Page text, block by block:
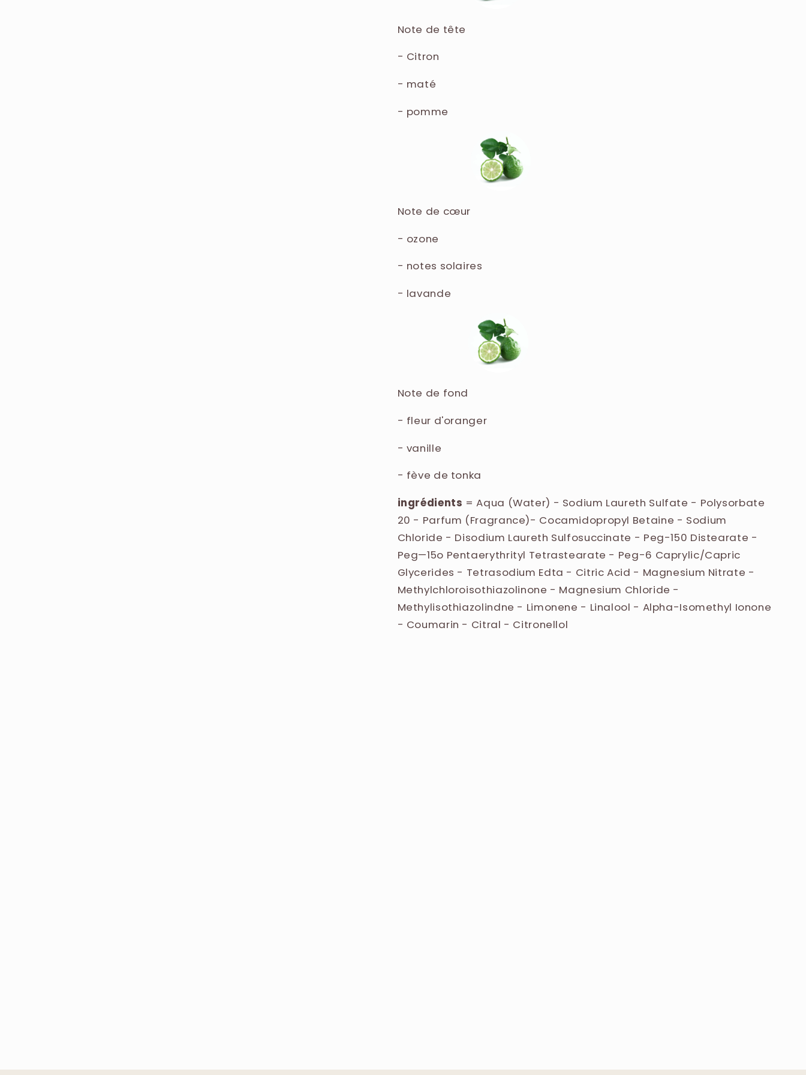
Note de tête
- Citron
- maté
- pomme
Note de cœur
- ozone
- notes solaires
- lavande
Note de fond
- fleur d'oranger
- vanille
- fève de tonka
ingrédients =Aqua (Water) - Sodium Laureth Sulfate - Polysorbate
20 - Parfum (Fragrance)- Cocamidopropyl Betaine - Sodium
Chloride - Disodium Laureth Sulfosuccinate - Peg-150 Distearate -
Peg—15o Pentaerythrityl Tetrastearate - Peg-6 Caprylic/Capric
Glycerides - Tetrasodium Edta - Citric Acid - Magnesium Nitrate -
Methylchloroisothiazolinone - Magnesium Chloride -
Methylisothiazolindne - Limonene - Linalool - Alpha-Isomethyl Ionone
- Coumarin - Citral - Citronellol